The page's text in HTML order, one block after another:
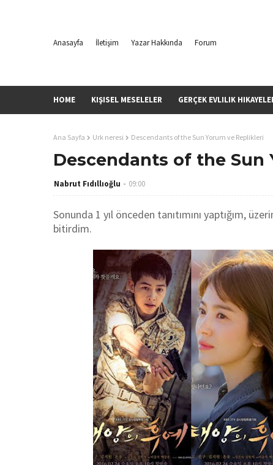
Anasayfa İletişim Yazar Hakkında Forum
HOME KIŞISEL MESELELER GERÇEK EVLILIK
Ana Sayfa Urk neresi Descendants of the Sun Yorum ve Replikleri
Descendants of the Sun
Nabrut Fıdıllıoğlu 09:00
Sonunda 1 yıl önceden tanıtımını yaptığım,
bitirdim.